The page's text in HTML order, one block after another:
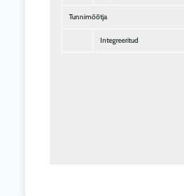
Tunnimõõtja
Integreeritud